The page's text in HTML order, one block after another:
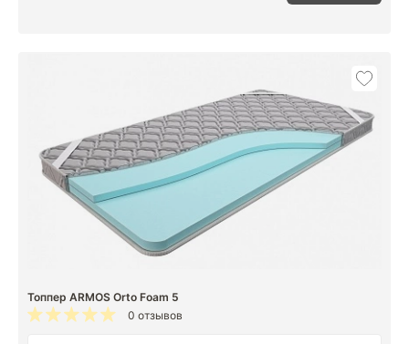
Топпер ARMOS Orto Foam 5
0 отзывов